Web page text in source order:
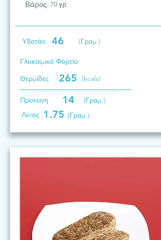
Βάρος: 70 γρ.
Υδατάν. 46 (Γραμ.)
Γλυκαιμικό Φορτίο
Θερμίδες
265 (kcals)
Προτεινη 14
(Γραμ.)
Λίπος 1.75 (Γραμ.)